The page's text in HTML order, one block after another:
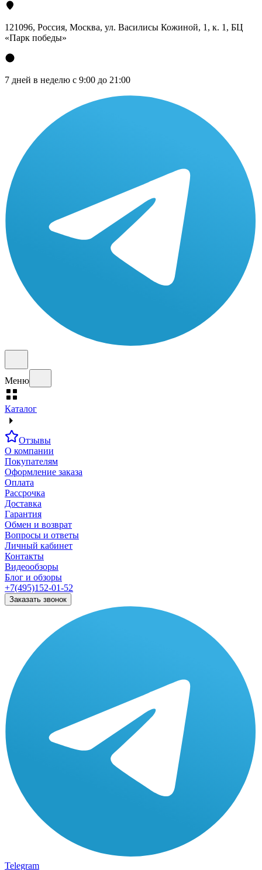
121096, Россия, Москва, ул. Василисы Кожиной, 1, к. 1, БЦ
«Парк победы»
7 дней в неделю с 9:00 до 21:00
Меню
Каталог
Отзывы
О компании
Покупателям
Оформление заказа
Оплата
Рассрочка
Доставка
Гарантия
Обмен и возврат
Вопросы и ответы
Личный кабинет
Контакты
Видеообзоры
Блог и обзоры
+7(495)152-01-52
Заказать звонок
Telegram